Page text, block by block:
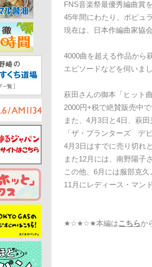
FNS音楽祭最優秀編曲賞
45年間にわたり、ポピュ
現在は、日本作編曲家協
4000曲を超える作品から
エピソードなどを伺いま
萩田さんの御本「ヒット
2000円+税で絶賛販売中
また、4月3日と4日、萩
「ザ・プランターズ デ
4月3日はすでに売り切れ
また12月には、南野陽子
この他、6月には服部克
11月にレディース・マン
★☆★☆★本編はこちらか